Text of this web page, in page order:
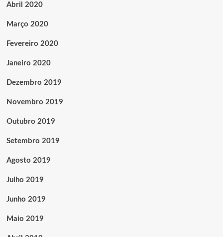
Abril 2020
Março 2020
Fevereiro 2020
Janeiro 2020
Dezembro 2019
Novembro 2019
Outubro 2019
Setembro 2019
Agosto 2019
Julho 2019
Junho 2019
Maio 2019